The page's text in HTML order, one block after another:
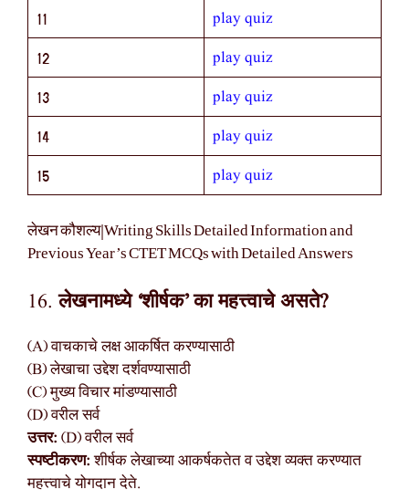
11 play quiz
12 play quiz
13 play quiz
14 play quiz
15 play quiz
लेखन कौशल्य|Writing Skills Detailed Information and
Previous Year’s CTET MCQs with Detailed Answers
16.लेखनामध्ये ‘शीर्षक’ का महत्त्वाचे असते?
(A) वाचकाचे लक्ष आकर्षित करण्यासाठी
(B) लेखाचा उद्देश दर्शवण्यासाठी
(C) मुख्य विचार मांडण्यासाठी
(D) वरील सर्व
उत्तर: (D) वरील सर्व
स्पष्टीकरण:शीर्षक लेखाच्या आकर्षकतेत व उद्देश व्यक्त करण्यात
महत्त्वाचे योगदान देते.